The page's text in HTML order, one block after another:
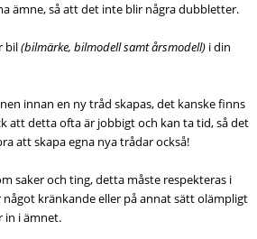
ämne, så att det inte blir några dubbletter.
bil(bilmärke, bilmodell samt årsmodell) i din
innan en ny tråd skapas, det kanske finns
att detta ofta är jobbigt och kan ta tid, så det
att skapa egna nya trådar också!
saker och ting, detta måste respekteras i
kränkande eller på annat sätt olämpligt
in i ämnet.